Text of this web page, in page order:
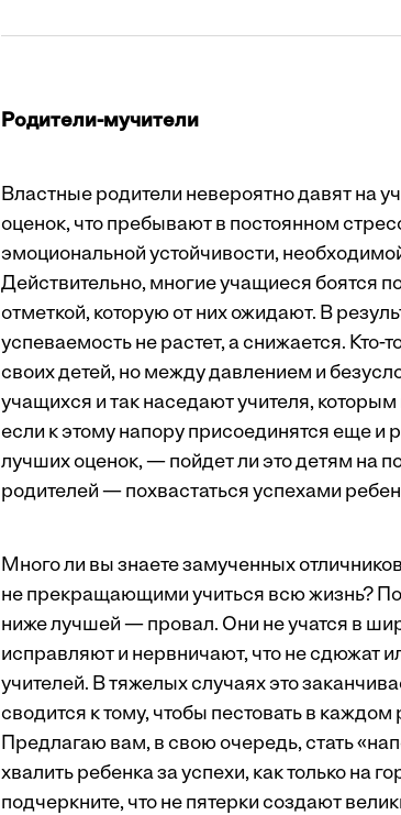
Родители-мучители
Властные родители невероятно давят на
оценок, что пребывают в постоянном
эмоциональной устойчивости,
Действительно, многие учащиеся боятся
отметкой, которую от них ожидают. В
успеваемость не растет, а снижается. Кто-
своих детей, но между давлением и
учащихся и так наседают учителя,
если к этому напору присоединятся еще и
лучших оценок, — пойдет ли это детям на
родителей — похвастаться успехами
Много ли вы знаете замученных
не прекращающими учиться всю жизнь?
ниже лучшей — провал. Они не учатся в
исправляют и нервничают, что не сдюжат
учителей. В тяжелых случаях это
сводится к тому, чтобы пестовать в
Предлагаю вам, в свою очередь, стать
хвалить ребенка за успехи, как только на
подчеркните, что не пятерки создают